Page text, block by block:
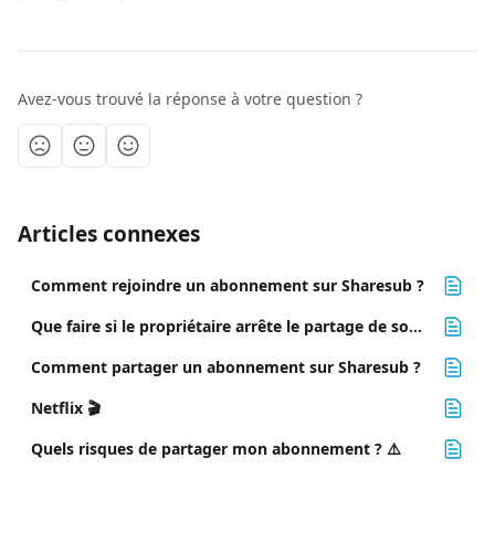
Avez-vous trouvé la réponse à votre question ?
Articles connexes
Comment rejoindre un abonnement sur Sharesub ?
Que faire si le propriétaire arrête le partage de son abonnement sur Sharesub ? 🔄
Comment partager un abonnement sur Sharesub ?
Netflix 🎬
Quels risques de partager mon abonnement ? ⚠️